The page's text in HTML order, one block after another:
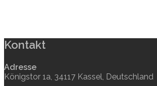
Kontakt
Adresse
Königstor 1a, 34117 Kassel, Deutschland